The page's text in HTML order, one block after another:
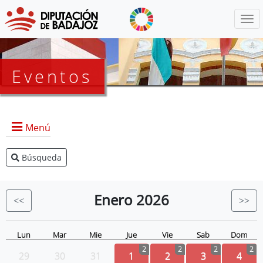
Eventos
Menú
Agenda Presidencia
Eventos
Búsqueda
<< Enero 2026 >>
Lun Mar Mie Jue Vie Sab Dom
29 30 31 1 2 2 2 3 2 4 2